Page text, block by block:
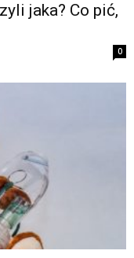
jaka? Co pić,
0